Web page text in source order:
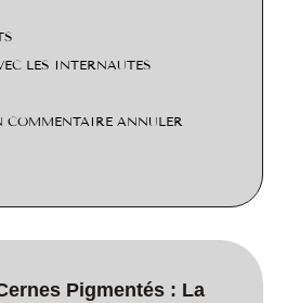
LES INTERNAUTES
COMMENTAIRE ANNULER
Pigmentés : La